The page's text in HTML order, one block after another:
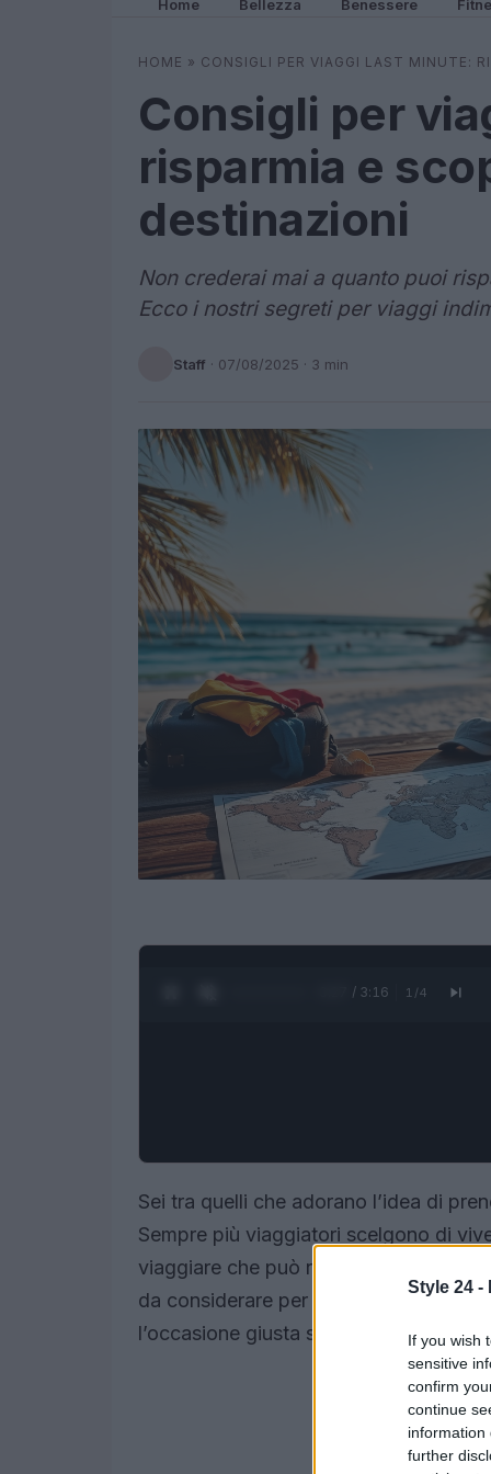
Style 24 -
If you wish
sensitive
confirm
continue
information
further
Home Bellezza Benessere
HOME » CONSIGLI PER VIAGGI LAST MINUTE:
Consigli per
risparmia e
destinazioni
Non crederai mai a quanto puoi
Ecco i nostri segreti per viaggi
Staff · 07/08/2025 · 3 min
0:28 / 3:16 1 /4
Sei tra quelli che adorano l’idea di
Sempre più viaggiatori scelgono di
viaggiare che può riservare sorprese
da considerare per non incorrere in
l’occasione giusta senza svuotare il